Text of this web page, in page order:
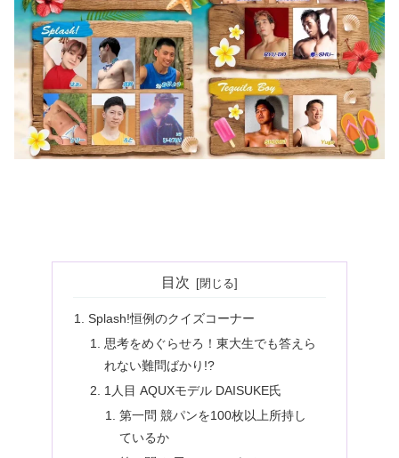
目次
Splash!恒例のクイズコーナー
思考をめぐらせろ！東大生でも答えら
れない難問ばかり!?
1人目 AQUXモデル DAISUKE氏
第一問 競パンを100枚以上所持し
ているか